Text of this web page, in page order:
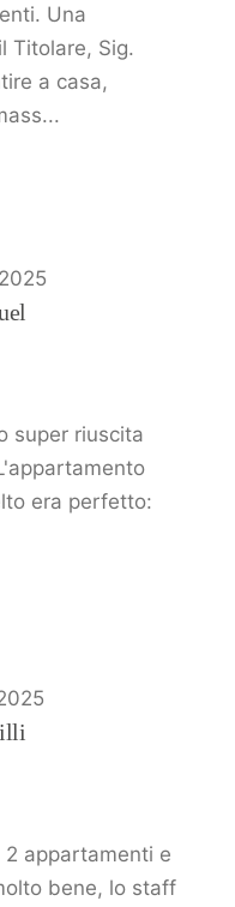
Una
Titolare, Sig.
a casa,
super riuscita
era perfetto:
appartamenti e
bene, lo staff